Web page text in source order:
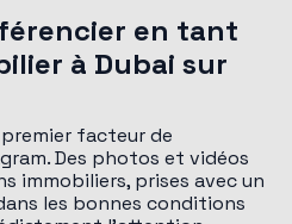
en tant
à Dubai sur
facteur de
Des photos et vidéos
immobiliers, prises avec un
les bonnes conditions